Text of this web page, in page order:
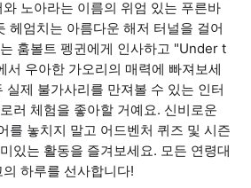
노아라는 이름의 위엄 있는 푸른바
헤엄치는 아름다운 해저 터널을 걸어
훔볼트 펭귄에게 인사하고 "Under t
서 우아한 가오리의 매력에 빠져보세
실제 불가사리를 만져볼 수 있는 인터
러 체험을 좋아할 거예요. 신비로운
를 놓치지 말고 어드벤처 퀴즈 및 시즌
있는 활동을 즐겨보세요. 모든 연령대
하루를 선사합니다!